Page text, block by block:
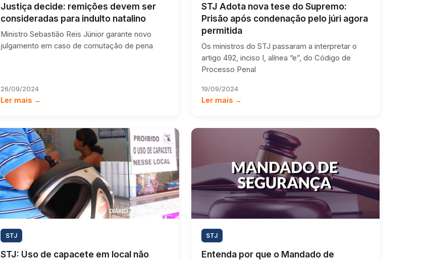
Justiça decide: remições devem ser
consideradas para indulto natalino
Ministro Sebastião Reis Júnior garante novo
julgamento em caso de comutação de pena
26/09/2024
Ler mais →
STJ Adota nova tese do Supremo:
Prisão após condenação pelo júri agora
permitida
Os ministros do STJ passaram a interpretar o
artigo 492, inciso I, alínea “e”, do Código de
Processo Penal
19/09/2024
Ler mais →
STJ
STJ: Uso de capacete em local não
STJ
Entenda por que o Mandado de